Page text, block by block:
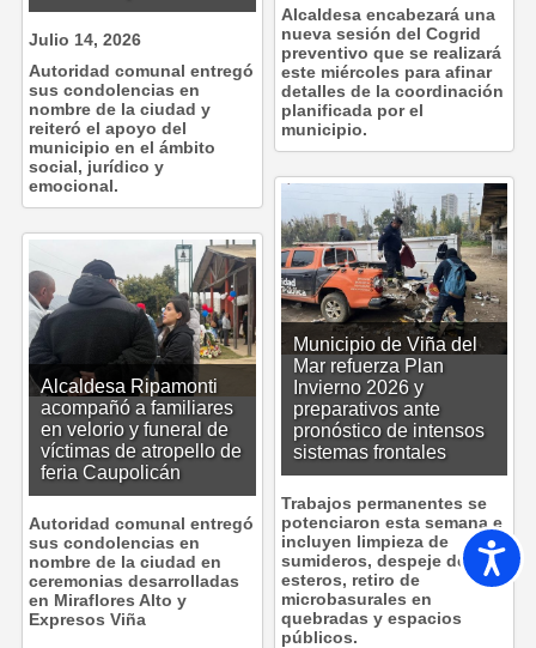
Alcaldesa encabezará una
nueva sesión del Cogrid
preventivo que se realizará
este miércoles para afinar
detalles de la coordinación
planificada por el
municipio.
Julio 14, 2026
Autoridad comunal entregó
sus condolencias en
nombre de la ciudad y
reiteró el apoyo del
municipio en el ámbito
social, jurídico y
emocional.
Municipio de Viña del
Mar refuerza Plan
Invierno 2026 y
preparativos ante
pronóstico de intensos
sistemas frontales
Trabajos permanentes se
potenciaron esta semana e
incluyen limpieza de
sumideros, despeje de
esteros, retiro de
microbasurales en
quebradas y espacios
públicos.
Alcaldesa Ripamonti
acompañó a familiares
en velorio y funeral de
víctimas de atropello de
feria Caupolicán
Autoridad comunal entregó
sus condolencias en
nombre de la ciudad en
ceremonias desarrolladas
en Miraflores Alto y
Expresos Viña